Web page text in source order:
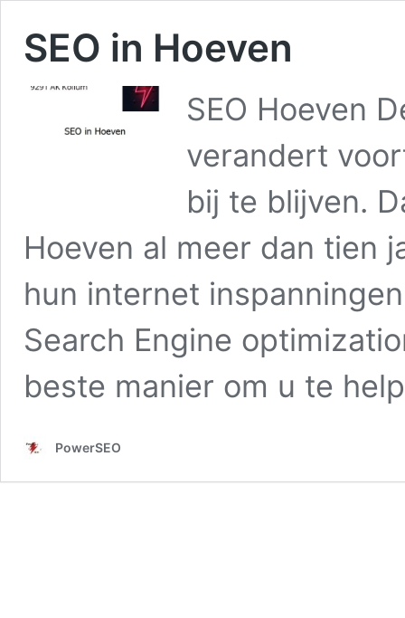
SEO in Hoeven
SEO Hoeven
verandert
bij te blijven.
Hoeven al meer dan tien
hun internet
Search Engine
beste manier om u te
PowerSEO